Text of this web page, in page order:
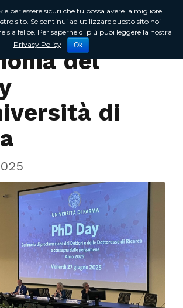
del
di
per essere sicuri che tu possa avere la migliore
sito. Se continui ad utilizzare questo sito noi
sia felice. Per saperne di più puoi leggere la nostra
Privacy Policy
Ok